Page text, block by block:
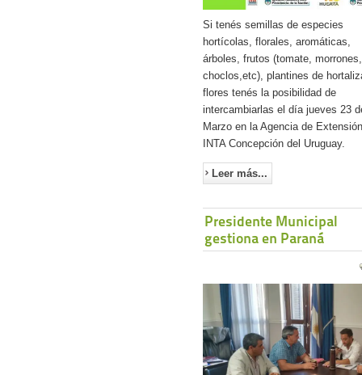
Si tenés semillas de especies
hortícolas, florales, aromáticas,
árboles, frutos (tomate, morrones,
choclos,etc), plantines de
flores tenés la posibilidad de
intercambiarlas el día jueves 23
Marzo en la Agencia de
INTA Concepción del Uruguay.
Leer más...
Presidente Municipal
gestiona en Paraná